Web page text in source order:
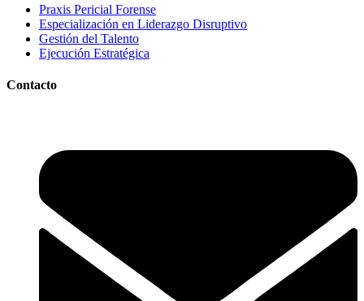
Praxis Pericial Forense
Especialización en Liderazgo Disruptivo
Gestión del Talento
Ejecución Estratégica
Contacto